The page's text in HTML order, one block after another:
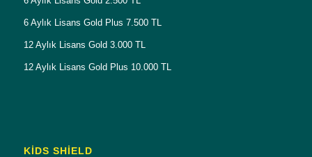
6 Aylık Lisans Gold Plus 7.500 TL
12 Aylık Lisans Gold 3.000 TL
12 Aylık Lisans Gold Plus 10.000 TL
KİDS SHİELD